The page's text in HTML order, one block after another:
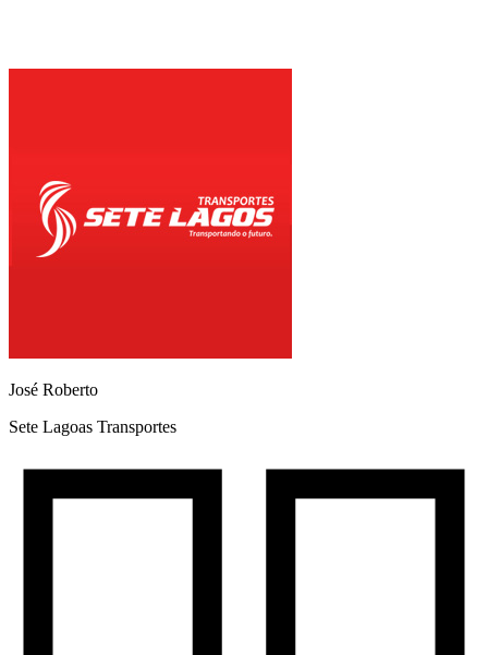
José Roberto
Sete Lagoas Transportes